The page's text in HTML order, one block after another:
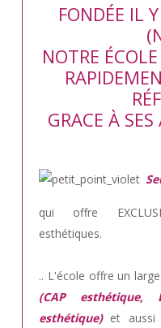
FONDÉE IL
NOTRE
GRACE À
qui offre EXCLUSIVEMENT des formations
esthétiques.
.. L'école offre un
(CAP esthétique,
esthétique) et aussi